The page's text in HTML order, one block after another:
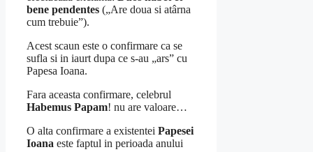
bene pendentes („Are doua si atârna
cum trebuie”).
Acest scaun este o confirmare ca se
sufla si in iaurt dupa ce s-au „ars” cu
Papesa Ioana.
Fara aceasta confirmare, celebrul
Habemus Papam! nu are valoare…
O alta confirmare a existentei Papesei
Ioana este faptul in perioada anului